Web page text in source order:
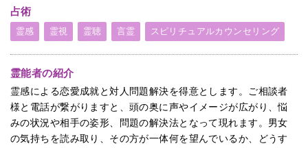
占術
霊感 霊視 霊聴 言霊 スピリチュアルカウンセリング
霊能者の紹介
霊感による恋愛成就と対人問題解決を得意とします。ご相談者
様と電話が繋がりますと、頭の奥に声やイメージが広がり、悩
みの状況や相手の姿形、問題の解決法となって現れます。男女
の気持ちを読み取り、その方が一体何を望んでいるか、どうす